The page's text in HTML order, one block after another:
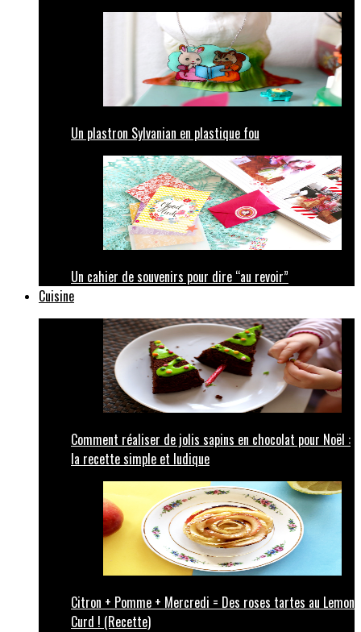
Un plastron Sylvanian en plastique fou
Un cahier de souvenirs pour dire “au revoir”
Cuisine
Comment réaliser de jolis sapins en chocolat pour Noël :
la recette simple et ludique
Citron + Pomme + Mercredi = Des roses tartes au Lemon
Curd ! (Recette)